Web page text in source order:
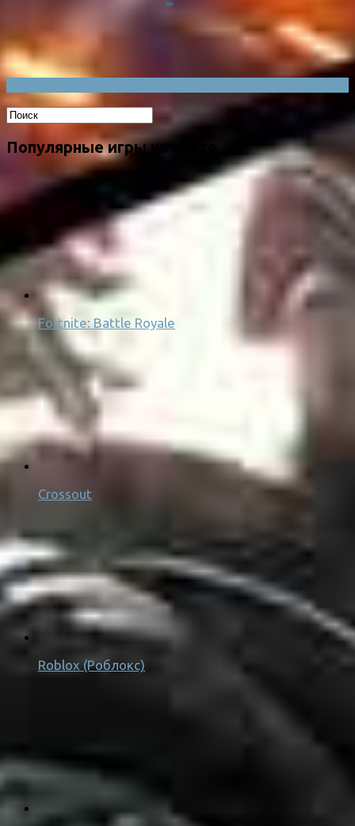
Популярные игры на сайте
Fortnite: Battle Royale
Crossout
Roblox (Роблокс)